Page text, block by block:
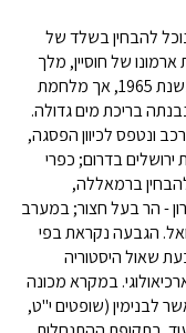
להבחין בשלד של
של חוסיין, מלך
ירדן. הוא החל בבניית ארמון מפואר בנקודה זו בשנת 1965, אך מלחמת
בריכת מים גדולה.
ונטפס לכיוון הפסגה,
בדרום; כפרי
ברמאללה,
- הר בעל חצור; במערב
הגבעה נקראת בפי
שאול היסטוריה
במקרא מכונה
כ', 5). הגבעה אשר לבנימין (שופטים י"ט,